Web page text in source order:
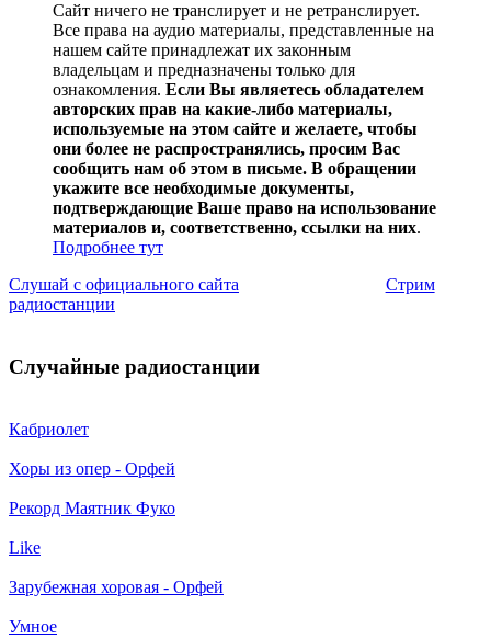
Сайт ничего не транслирует и не ретранслирует.
Все права на аудио материалы, представленные на
нашем сайте принадлежат их законным
владельцам и предназначены только для
ознакомления. Если Вы являетесь обладателем
авторских прав на какие-либо материалы,
используемые на этом сайте и желаете, чтобы
они более не распространялись, просим Вас
сообщить нам об этом в письме. В обращении
укажите все необходимые документы,
подтверждающие Ваше право на использование
материалов и, соответственно, ссылки на них.
Подробнее тут
Слушай с официального сайта
Стрим
радиостанции
Случайные радиостанции
Кабриолет
Хоры из опер - Орфей
Рекорд Маятник Фуко
Like
Зарубежная хоровая - Орфей
Умное